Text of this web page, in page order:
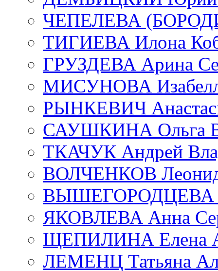
ЧЕПЕЛЕВА
ТИГИЕВА Илона
ГРУЗДЕВА Арина
МИСУНОВА
РЫНКЕВИЧ
САУШКИНА Ольга
ТКАЧУК Андрей
ВОЛЧЕНКОВ Леонид
ВЫШЕГОРОДЦЕВА
ЯКОВЛЕВА Анна
ЩЕПИЛИНА Елена
ЛЕМЕНЦ Татьяна